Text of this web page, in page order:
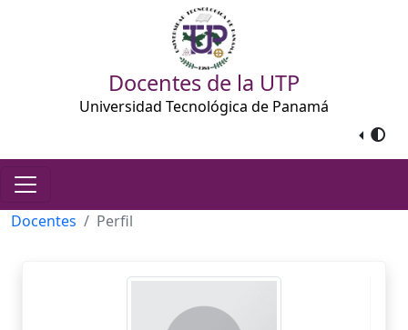
Docentes de la UTP
Universidad Tecnológica de Panamá
Docentes Perfil